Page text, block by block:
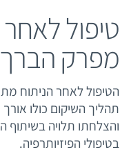
טיפול
מפרק
הטיפול לאחר הניתוח
תהליך השיקום כולו
והצלחתו תלויה
בטיפולי הפיזיותרפיה.